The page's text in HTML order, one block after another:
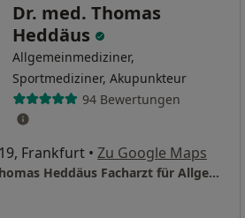
Dr. med. Thomas
Heddäus
Allgemeinmediziner,
Sportmediziner, Akupunkteur
94 Bewertungen
Frankfurt • Zu Google Maps
Praxis Dr.med. Thomas Heddäus Facharzt für Allgemeinmedizin